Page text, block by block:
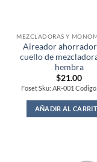
MEZCLADORAS Y
Aireador
cuello de
hembra
$21.00
Foset Sku: AR-001
AÑADIR AL